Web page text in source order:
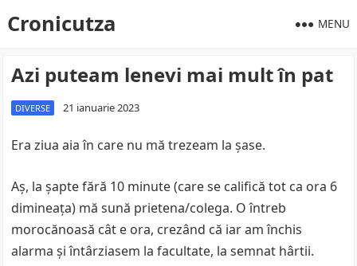
Cronicutza MENU
Azi puteam lenevi mai mult în pat
DIVERSE 21 ianuarie 2023
Era ziua aia în care nu mă trezeam la șase.
Aș, la șapte fără 10 minute (care se califică tot ca ora 6
dimineața) mă sună prietena/colega. O întreb
morocănoasă cât e ora, crezând că iar am închis
alarma și întârziasem la facultate, la semnat hârtii.